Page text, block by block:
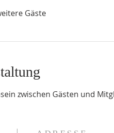
Gäste
zwischen Gästen und